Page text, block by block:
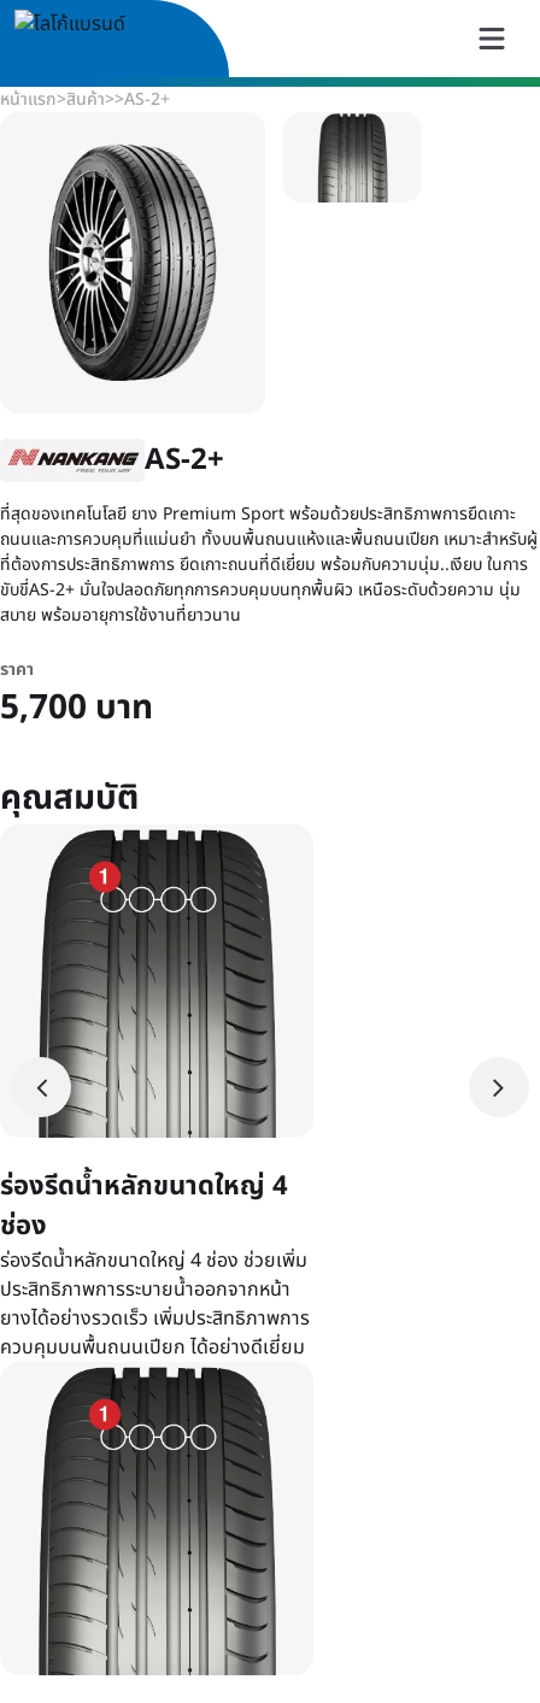
หน้าแรก>สินค้า>>AS-2+
AS-2+
ที่สุดของเทคโนโลยี ยาง Premium Sport พร้อมด้วยประสิทธิภาพการยึดเกาะ
ถนนและการควบคุมที่เแม่นยำ ทั้งบนพื้นถนนแห้งและพื้นถนนเปียก เหมาะสำหรับผู้
ที่ต้องการประสิทธิภาพการ ยึดเกาะถนนที่ดีเยี่ยม พร้อมกับความนุ่ม..เงียบ ในการ
ขับขี่AS-2+ มั่นใจปลอดภัยทุกการควบคุมบนทุกพื้นผิว เหนือระดับด้วยความ นุ่ม
สบาย พร้อมอายุการใช้งานที่ยาวนาน
ราคา
5,700 บาท
คุณสมบัติ
ร่องรีดน้ำหลักขนาดใหญ่ 4
ช่อง
ร่องรีดน้ำหลักขนาดใหญ่ 4 ช่อง ช่วยเพิ่ม
ประสิทธิภาพการระบายน้ำออกจากหน้า
ยางได้อย่างรวดเร็ว เพิ่มประสิทธิภาพการ
ควบคุมบนพื้นถนนเปียก ได้อย่างดีเยี่ยม